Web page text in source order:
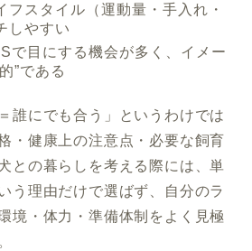
フスタイル（運動量・手入れ・
しやすい
で目にする機会が多く、イメー
”である
誰にでも合う」というわけでは
・健康上の注意点・必要な飼育
との暮らしを考える際には、単
う理由だけで選ばず、自分のラ
境・体力・準備体制をよく見極